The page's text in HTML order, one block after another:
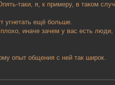
таки, я, к примеру, в таком
угнетать ещё больше.
иначе зачем у вас есть
опыт общения с ней так широк.